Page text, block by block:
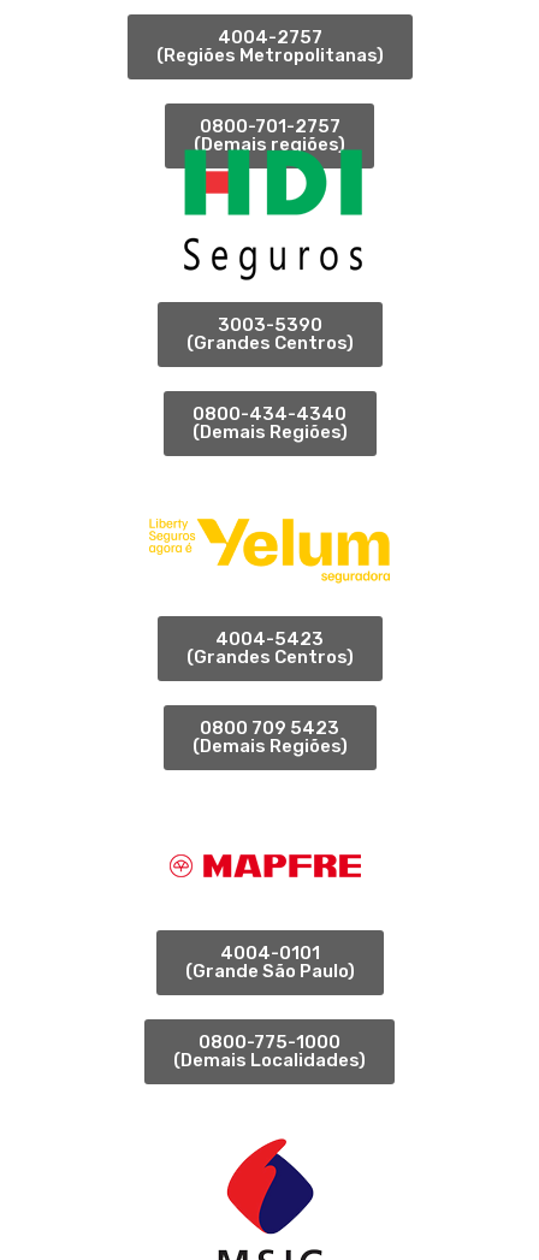
4004-2757
(Regiões Metropolitanas)
0800-701-2757
(Demais regiões)
3003-5390
(Grandes Centros)
0800-434-4340
(Demais Regiões)
4004-5423
(Grandes Centros)
0800 709 5423
(Demais Regiões)
4004-0101
(Grande São Paulo)
0800-775-1000
(Demais Localidades)